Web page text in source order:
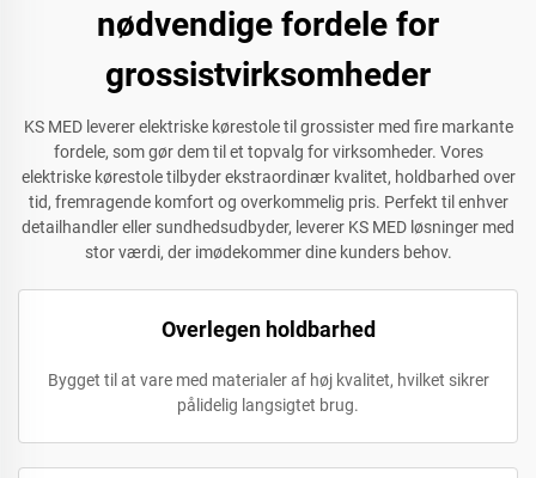
nødvendige fordele for
grossistvirksomheder
KS MED leverer elektriske kørestole til grossister med fire markante
fordele, som gør dem til et topvalg for virksomheder. Vores
elektriske kørestole tilbyder ekstraordinær kvalitet, holdbarhed over
tid, fremragende komfort og overkommelig pris. Perfekt til enhver
detailhandler eller sundhedsudbyder, leverer KS MED løsninger med
stor værdi, der imødekommer dine kunders behov.
Overlegen holdbarhed
Bygget til at vare med materialer af høj kvalitet, hvilket sikrer
pålidelig langsigtet brug.